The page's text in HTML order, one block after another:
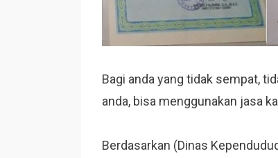
Bagi anda yang tidak sempat,
anda, bisa menggunakan jasa
Berdasarkan (Dinas